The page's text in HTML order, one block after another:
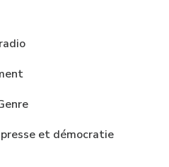
et démocratie